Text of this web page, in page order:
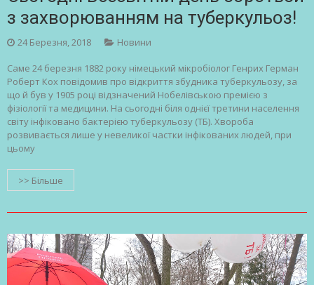
з захворюванням на туберкульоз!
24 Березня, 2018 Новини
Саме 24 березня 1882 року німецький мікробіолог Генрих Герман
Роберт Кох повідомив про відкриття збудника туберкульозу, за
що й був у 1905 році відзначений Нобелівською премією з
фізіології та медицини. На сьогодні біля однієї третини населення
світу інфіковано бактерією туберкульозу (ТБ). Хвороба
розвивається лише у невеликої частки інфікованих людей, при
цьому
>> Більше